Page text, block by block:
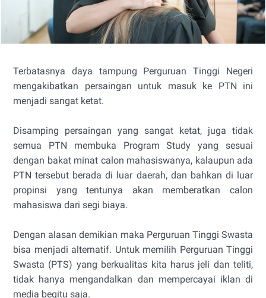
Terbatasnya daya tampung Perguruan Tinggi Negeri
mengakibatkan persaingan untuk masuk ke PTN ini
menjadi sangat ketat.
Disamping persaingan yang sangat ketat, juga tidak
semua PTN membuka Program Study yang sesuai
dengan bakat minat calon mahasiswanya, kalaupun ada
PTN tersebut berada di luar daerah, dan bahkan di luar
propinsi yang tentunya akan memberatkan calon
mahasiswa dari segi biaya.
Dengan alasan demikian maka Perguruan Tinggi Swasta
bisa menjadi alternatif. Untuk memilih Perguruan Tinggi
Swasta (PTS) yang berkualitas kita harus jeli dan teliti,
tidak hanya mengandalkan dan mempercayai iklan di
media begitu saja.